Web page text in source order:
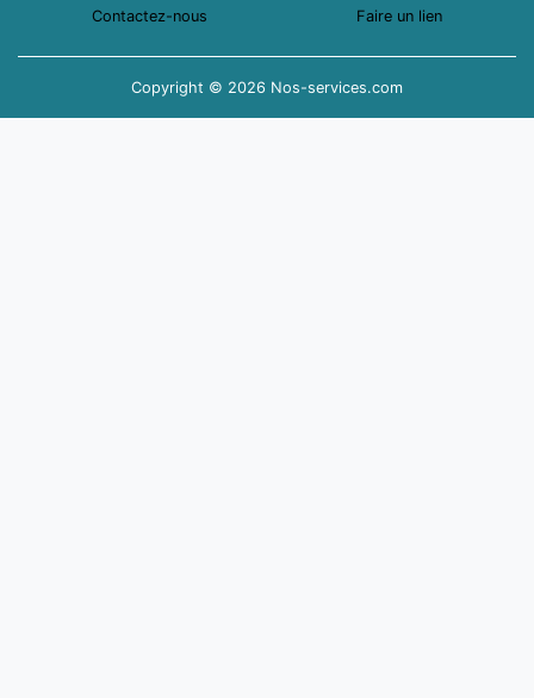
Contactez-nous Faire un lien
Copyright © 2026 Nos-services.com